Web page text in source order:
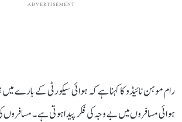
ADVERTISEMENT
رام موہن نائیڈو کا کہنا ہے کہ ہوائی سیکورٹی کے بارے
ہوائی مسافروں میں بے وجہ کی فکر پیدا ہوتی ہے۔ مسافروں